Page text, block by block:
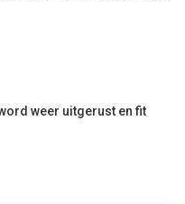
weer uitgerust en fit